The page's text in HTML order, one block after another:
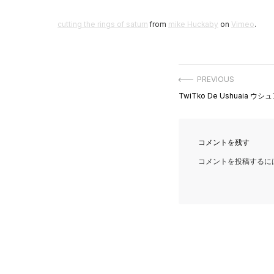
cutting the rings of saturn from mike Huckaby on Vimeo.
投
ナ
PREVIOUS
Previous
TwiTko De Ushuaia ウシュ
コメントを残す
コメントを投稿するに